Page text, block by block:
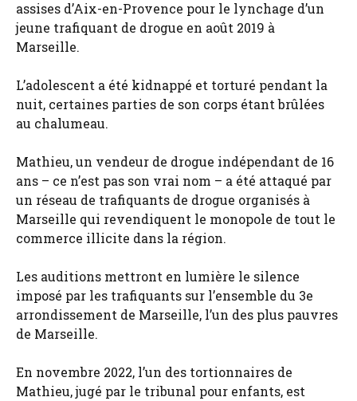
assises d’Aix-en-Provence pour le lynchage d’un
jeune trafiquant de drogue en août 2019 à
Marseille.
L’adolescent a été kidnappé et torturé pendant la
nuit, certaines parties de son corps étant brûlées
au chalumeau.
Mathieu, un vendeur de drogue indépendant de 16
ans – ce n’est pas son vrai nom – a été attaqué par
un réseau de trafiquants de drogue organisés à
Marseille qui revendiquent le monopole de tout le
commerce illicite dans la région.
Les auditions mettront en lumière le silence
imposé par les trafiquants sur l’ensemble du 3e
arrondissement de Marseille, l’un des plus pauvres
de Marseille.
En novembre 2022, l’un des tortionnaires de
Mathieu, jugé par le tribunal pour enfants, est